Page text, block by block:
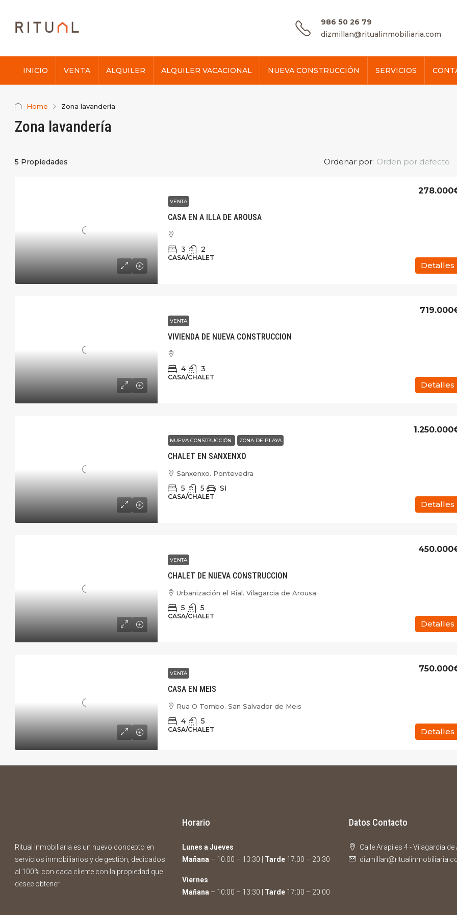
986 50 26 79
dizmillan@ritualinmobiliaria.com
INICIO VENTA ALQUILER ALQUILER VACACIONAL NUEVA CONSTRUCCIÓN SERVICIOS
Home Zona lavandería
Zona lavandería
5 Propiedades Ordenar por: Orden por defecto
VENTA
CASA EN A ILLA DE AROUSA
3 2
CASA/CHALET
Detalles
VENTA
VIVIENDA DE NUEVA CONSTRUCCION
4 3
CASA/CHALET
Detalles
NUEVA CONSTRUCCIÓN ZONA DE PLAYA
CHALET EN SANXENXO
Sanxenxo. Pontevedra
5 5 SI
CASA/CHALET
Detalles
VENTA
CHALET DE NUEVA CONSTRUCCION
Urbanización el Rial. Vilagarcia de Arousa
5 5
CASA/CHALET
Detalles
VENTA
CASA EN MEIS
Rua O Tombo. San Salvador de Meis
4 5
CASA/CHALET Detalles
Ritual Inmobiliaria es un nuevo concepto en
servicios inmobiliarios y de gestión, dedicados
al 100% con cada cliente con la propiedad que
desee obtener.
Horario
Lunes a Jueves
Mañana – 10:00 – 13:30 | Tarde17:00 – 20:30
Viernes
Mañana – 10:00 – 13:30 | Tarde17:00 – 20:00
Datos Contacto
Calle Arapiles 4 - Vilagarcía